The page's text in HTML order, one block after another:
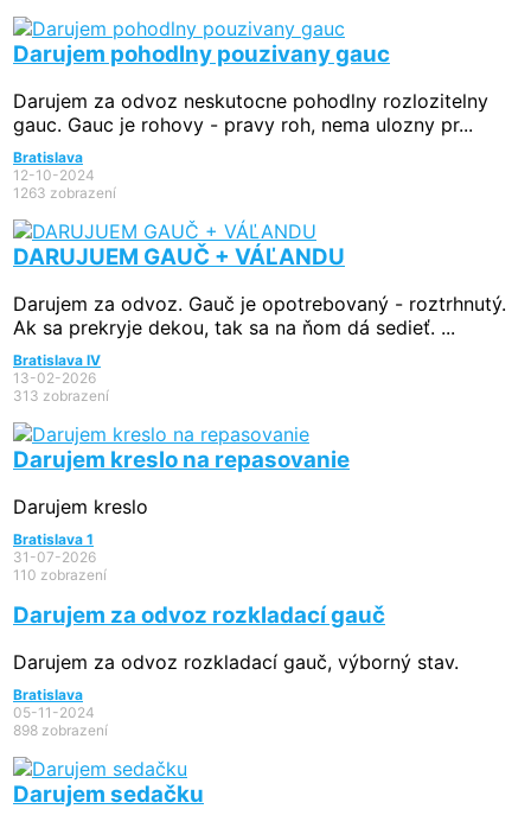
Darujem pohodlny pouzivany gauc
Darujem za odvoz neskutocne pohodlny rozlozitelny
gauc. Gauc je rohovy - pravy roh, nema ulozny pr...
Bratislava
12-10-2024
1263 zobrazení
DARUJUEM GAUČ + VÁĽANDU
Darujem za odvoz. Gauč je opotrebovaný - roztrhnutý.
Ak sa prekryje dekou, tak sa na ňom dá sedieť. ...
Bratislava IV
13-02-2026
313 zobrazení
Darujem kreslo na repasovanie
Darujem kreslo
Bratislava 1
31-07-2026
110 zobrazení
Darujem za odvoz rozkladací gauč
Darujem za odvoz rozkladací gauč, výborný stav.
Bratislava
05-11-2024
898 zobrazení
Darujem sedačku